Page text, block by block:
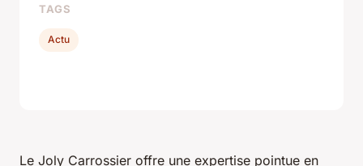
Le Joly Carrossier offre une expertise pointue en
TAGS
Actu